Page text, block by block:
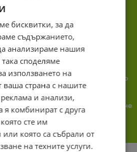
с
Ние сме малък екип и точно
затова поемаме лична
отговорност за всяка
поръчка. Ако има проблем – не
го прехвърляме, а го
бисквитки, за да
съдържанието,
анализираме нашия
споделяме
използването на
ваша страна с нашите
и анализи,
я комбинират с друга
сте им
или която са събрали от
на техните услуги.